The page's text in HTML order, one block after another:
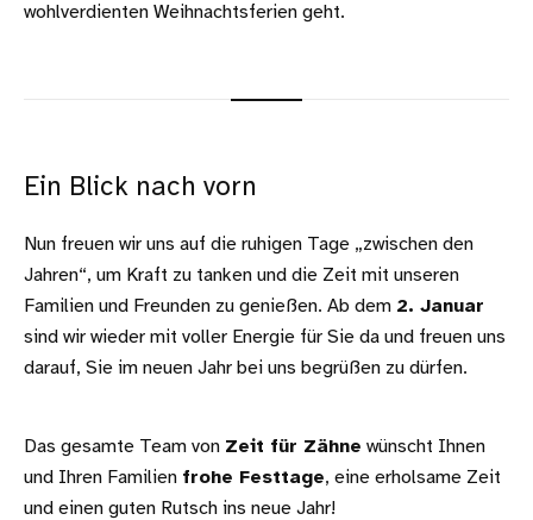
wohlverdienten Weihnachtsferien geht.
Ein Blick nach vorn
Nun freuen wir uns auf die ruhigen Tage „zwischen den
Jahren“, um Kraft zu tanken und die Zeit mit unseren
Familien und Freunden zu genießen. Ab dem 2. Januar
sind wir wieder mit voller Energie für Sie da und freuen uns
darauf, Sie im neuen Jahr bei uns begrüßen zu dürfen.
Das gesamte Team von Zeit für Zähne wünscht Ihnen
und Ihren Familien frohe Festtage, eine erholsame Zeit
und einen guten Rutsch ins neue Jahr!